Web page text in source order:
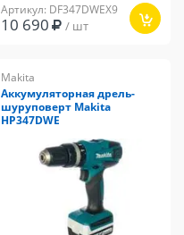
Артикул: DF347DWEX9
10 690 / шт
Makita
Аккумуляторная дрель-
шуруповерт Makita
HP347DWE